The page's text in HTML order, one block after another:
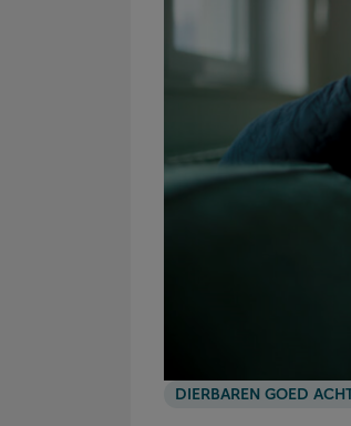
DIERBAREN GOED